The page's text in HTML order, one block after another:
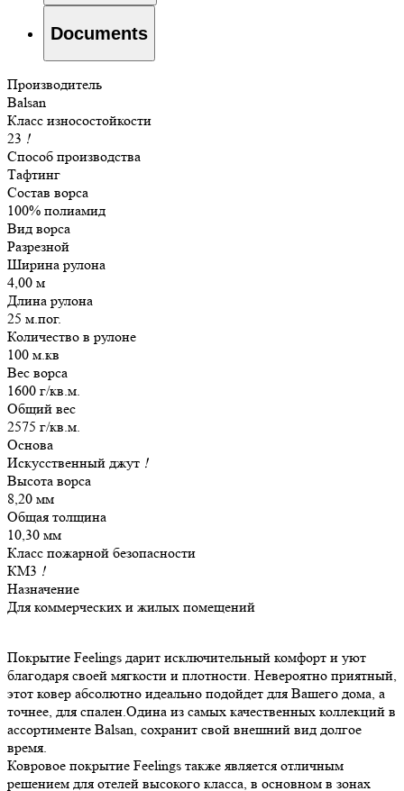
Documents
Производитель
Balsan
Класс износостойкости
23 !
Способ производства
Тафтинг
Состав ворса
100% полиамид
Вид ворса
Разрезной
Ширина рулона
4,00 м
Длина рулона
25 м.пог.
Количество в рулоне
100 м.кв
Вес ворса
1600 г/кв.м.
Общий вес
2575 г/кв.м.
Основа
Искусственный джут !
Высота ворса
8,20 мм
Общая толщина
10,30 мм
Класс пожарной безопасности
КМ3 !
Назначение
Для коммерческих и жилых помещений
Покрытие Feelings дарит исключительный комфорт и уют
благодаря своей мягкости и плотности. Невероятно приятный,
этот ковер абсолютно идеально подойдет для Вашего дома, а
точнее, для спален.Одина из самых качественных коллекций в
ассортименте Balsan, сохранит свой внешний вид долгое
время.
Ковровое покрытие Feelings также является отличным
решением для отелей высокого класса, в основном в зонах